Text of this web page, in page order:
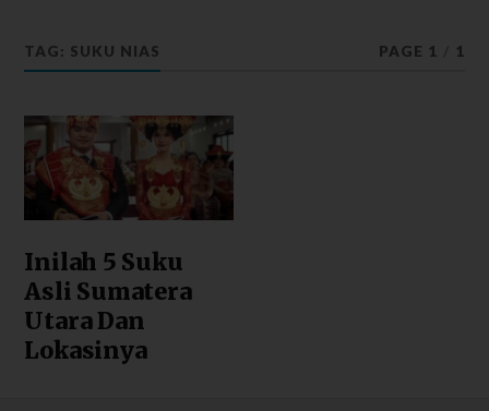
TAG: SUKU NIAS PAGE 1 1
Inilah 5 Suku
Asli Sumatera
Utara Dan
Lokasinya